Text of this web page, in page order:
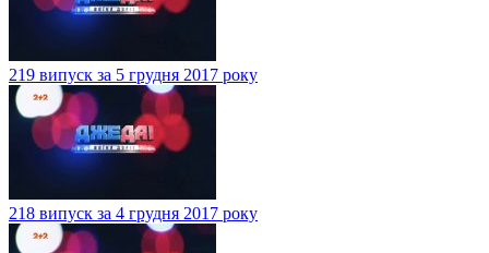
219 випуск за 5 грудня 2017 року
218 випуск за 4 грудня 2017 року